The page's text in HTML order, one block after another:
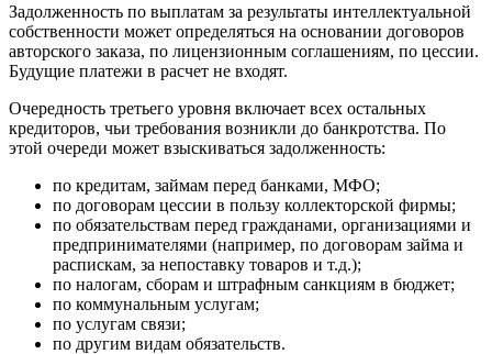
Задолженность по выплатам за результаты интеллектуальной
собственности может определяться на основании договоров
авторского заказа, по лицензионным соглашениям, по цессии.
Будущие платежи в расчет не входят.
Очередность третьего уровня включает всех остальных
кредиторов, чьи требования возникли до банкротства. По
этой очереди может взыскиваться задолженность:
по кредитам, займам перед банками, МФО;
по договорам цессии в пользу коллекторской фирмы;
по обязательствам перед гражданами, организациями и
предпринимателями (например, по договорам займа и
распискам, за непоставку товаров и т.д.);
по налогам, сборам и штрафным санкциям в бюджет;
по коммунальным услугам;
по услугам связи;
по другим видам обязательств.